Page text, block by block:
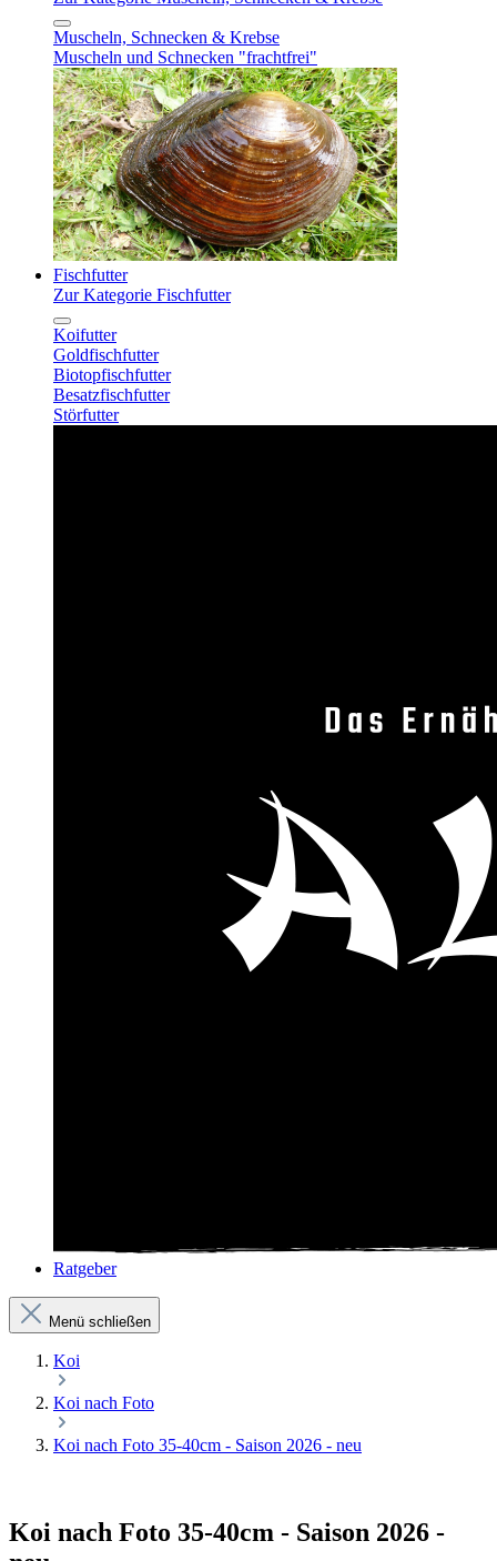
Muscheln, Schnecken & Krebse
Muscheln und Schnecken "frachtfrei"
Fischfutter
Zur Kategorie Fischfutter
Koifutter
Goldfischfutter
Biotopfischfutter
Besatzfischfutter
Störfutter
Ratgeber
Menü schließen
Koi
Koi nach Foto
Koi nach Foto 35-40cm - Saison 2026 - neu
Koi nach Foto 35-40cm - Saison 2026 -